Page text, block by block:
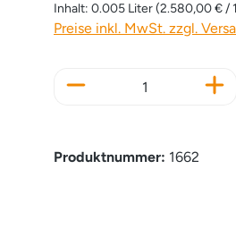
Inhalt: 0.005 Liter(2.580,00 € /
Preise inkl. MwSt. zzgl.
Produkt Anzahl:
Produktnummer: 1662